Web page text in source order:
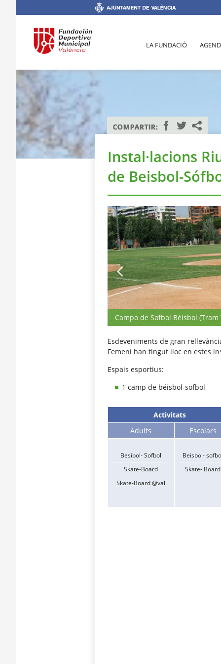
LA FUNDACIÓ
Instal·lacions
de Beisbol-
Campo de Sofbol Béisbol (Tram
Esdeveniments de gran
Femení han tingut lloc en estes
Espais esportius:
1 camp de béisbol-sofbol
Activitats
Adults
Escolars
Besibol- Sofbol
Skate-Board
Skate-Board @val
Beisbol-
Skate- Board